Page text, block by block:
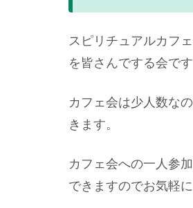
スピリチュアルカフ
を皆さんでする会です
カフェ会は少人数な
きます。
カフェ会への一人参
できますのでお気軽